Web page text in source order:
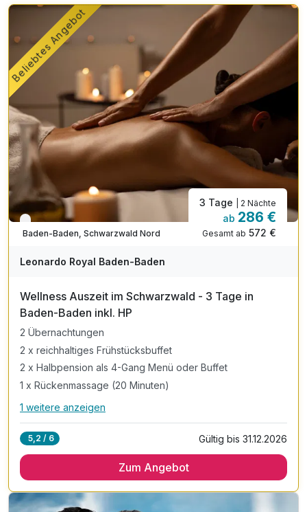
Beliebtes Angebot
WAR
202
Verfügbar bis Dezember
Baden-Baden, Schwarzwald Nord
3 Tage | 2 Nächte
ab 286 €
Gesamt ab 572 €
Leonardo Royal Baden-Baden
Wellness Auszeit im Schwarzwald - 3 Tage in
Baden-Baden inkl. HP
2 Übernachtungen
2 x reichhaltiges Frühstücksbuffet
2 x Halbpension als 4-Gang Menü oder Buffet
1 x Rückenmassage (20 Minuten)
Alle Inklusivleistungen
2 x reichhaltiges Frühstücksbuffet
1 x Rückenmassage (20 Minuten)
1 weitere anzeigen
5,2 / 6 Gültig bis 31.12.2026
Zum Angebot